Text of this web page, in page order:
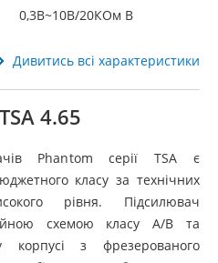
0,3В~10В/20КОм В
Дивитись всі характеристики
4.65
Phantom серії TSA є
класу за технічних
рівня. Підсилювач
схемою класу A/B та
корпусі з фрезерованого